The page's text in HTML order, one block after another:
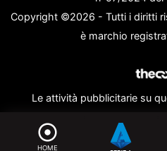
Copyright ©2026 - Tutti i diritti
è marchio
Le attività pubblicitarie su
HOME